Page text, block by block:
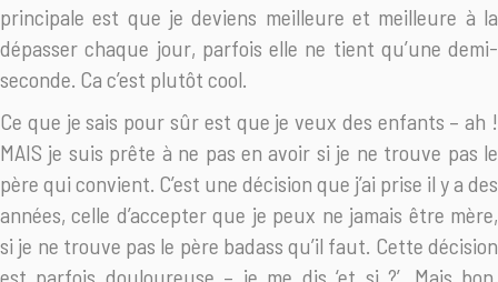
principale est que je deviens meilleure et meilleure à la
dépasser chaque jour, parfois elle ne tient qu’une demi-
seconde. Ca c’est plutôt cool.
Ce que je sais pour sûr est que je veux des enfants – ah !
MAIS je suis prête à ne pas en avoir si je ne trouve pas le
père qui convient. C’est une décision que j’ai prise il y a des
années, celle d’accepter que je peux ne jamais être mère,
si je ne trouve pas le père badass qu’il faut. Cette décision
est parfois douloureuse – je me dis ‘et si ?’. Mais bon,